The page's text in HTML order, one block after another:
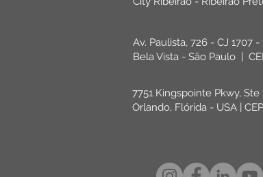
Av. Paulista, 726 - CJ 1707 -
Bela Vista - São Paulo |
7751 Kingspointe Pkwy, Ste
Orlando, Flórida - USA |